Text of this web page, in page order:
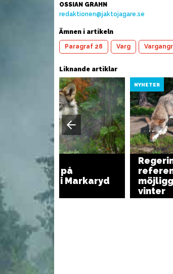
OSSIAN GRAHN
redaktionen@jaktojagare.se
Ämnen i artikeln
Paragraf 28 Varg
Liknande artiklar
på
och i Markaryd
NYHETER
vinter
Vild Biff Rydberg
senapskräm